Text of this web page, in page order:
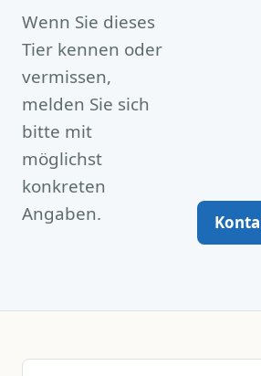
Wenn Sie dieses
Tier kennen oder
vermissen,
melden Sie sich
bitte mit
möglichst
konkreten
Angaben.